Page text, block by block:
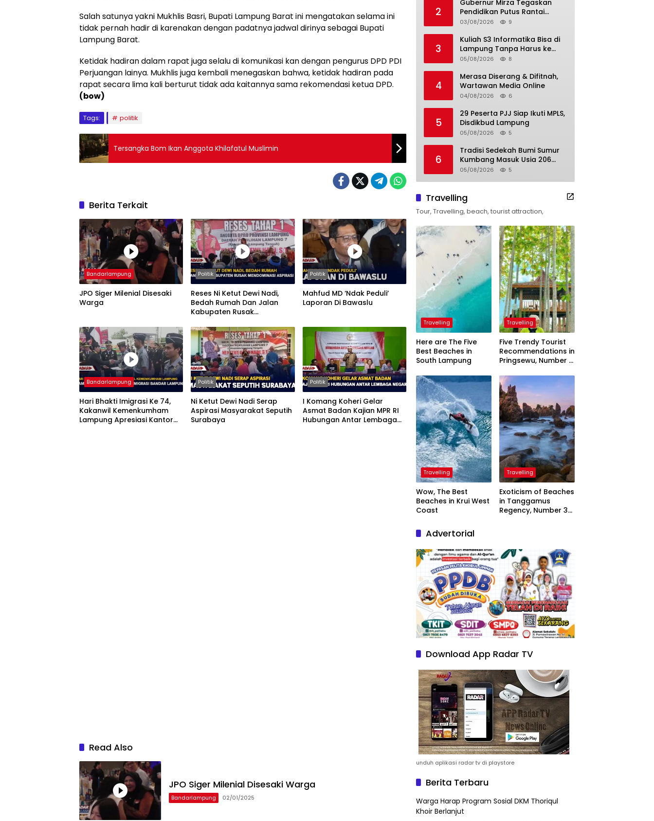
Salah satunya yakni Mukhlis Basri, Bupati Lampung Barat ini mengatakan selama ini
tidak pernah hadir di karenakan dengan padatnya jadwal dirinya sebagai Bupati
Lampung Barat.
Ketidak hadiran dalam rapat juga selalu di komunikasi kan dengan pengurus DPD PDI
Perjuangan lainya. Mukhlis juga kembali menegaskan bahwa, ketidak hadiran pada
rapat secara lima kali berturut tidak ada kaitannya sama rekomendasi ketua DPD.
(bow)
Tags: politik
Tersangka Bom Ikan Anggota Khilafatul Muslimin
Berita Terkait
Bandarlampung
JPO Siger Milenial Disesaki
Warga
Politik
Reses Ni Ketut Dewi Nadi,
Bedah Rumah Dan Jalan
Kabupaten Rusak
Politik
Mahfud MD ‘Ndak Peduli’
Laporan Di Bawaslu
Bandarlampung
Hari Bhakti Imigrasi Ke 74,
Kakanwil Kemenkumham
Lampung Apresiasi Kantor
Politik
Ni Ketut Dewi Nadi Serap
Aspirasi Masyarakat Seputih
Surabaya
Politik
I Komang Koheri Gelar
Asmat Badan Kajian MPR RI
Hubungan Antar Lembaga
Read Also
JPO Siger Milenial Disesaki Warga
Bandarlampung 02/01/2025
2
Gubernur Mirza Tegaskan
Pendidikan Putus Rantai
Kemiskinan
03/08/2026 9
3
Kuliah S3 Informatika Bisa di
Lampung Tanpa Harus ke
Luar Daerah
05/08/2026 8
4
Merasa Diserang & Difitnah,
Wartawan Media Online
04/08/2026 6
5
29 Peserta PJJ Siap Ikuti MPLS,
Disdikbud Lampung
05/08/2026 5
6
Tradisi Sedekah Bumi Sumur
Kumbang Masuk Usia 206
Tahun
05/08/2026 5
Travelling
Tour, Travelling, beach, tourist attraction,
Travelling
Here are The Five
Best Beaches in
South Lampung
Travelling
Five Trendy Tourist
Recommendations in
Pringsewu, Number 3
President
Travelling
Wow, The Best
Beaches in Krui West
Coast
Travelling
Exoticism of Beaches
in Tanggamus
Regency, Number 3
Advertorial
Download App Radar TV
unduh aplikasi radar tv di playstore
Berita Terbaru
Warga Harap Program Sosial DKM Thoriqul
Khoir Berlanjut